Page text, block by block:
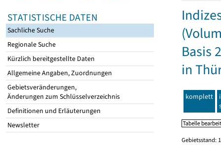
STATISTISCHE DATEN
Sachliche Suche
Regionale Suche
Kürzlich bereitgestellte Daten
Allgemeine Angaben, Zuordnungen
Gebietsveränderungen,
Änderungen zum Schlüsselverzeichnis
Definitionen und Erläuterungen
Newsletter
Basis
in
komplett
Gebietsstand: